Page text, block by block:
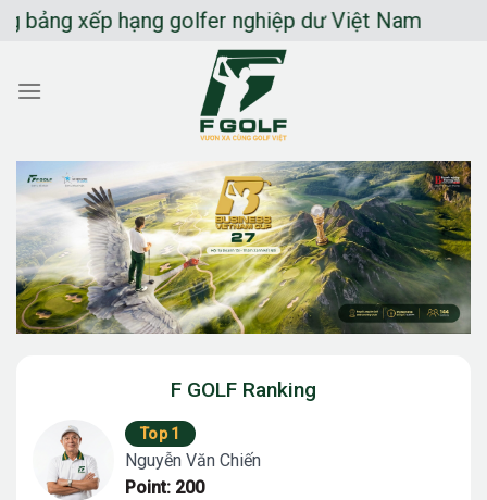
Chuyển
dung
xếp hạng golfer nghiệp dư Việt Nam
F GOLF Ranking
Top 1
Nguyễn Văn Chiến
Point: 200